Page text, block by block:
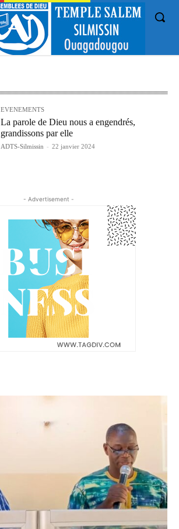
EVENEMENTS
La parole de Dieu nous a engendrés,
grandissons par elle
ADTS-Silmissin - 22 janvier 2024
- Advertisement -